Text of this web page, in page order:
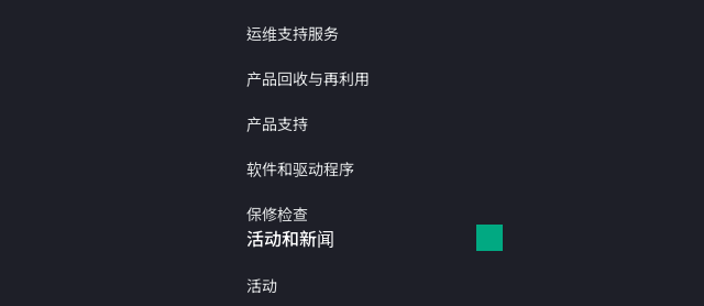
运维支持服务
产品回收与再利用
产品支持
软件和驱动程序
保修检查
活动和新闻
活动